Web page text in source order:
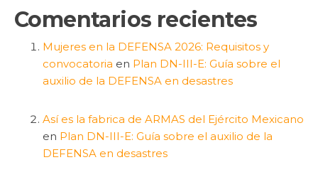
Comentarios recientes
Mujeres en la DEFENSA 2026: Requisitos y
convocatoria en Plan DN-III-E: Guía sobre el
auxilio de la DEFENSA en desastres
Así es la fabrica de ARMAS del Ejército Mexicano
en Plan DN-III-E: Guía sobre el auxilio de la
DEFENSA en desastres